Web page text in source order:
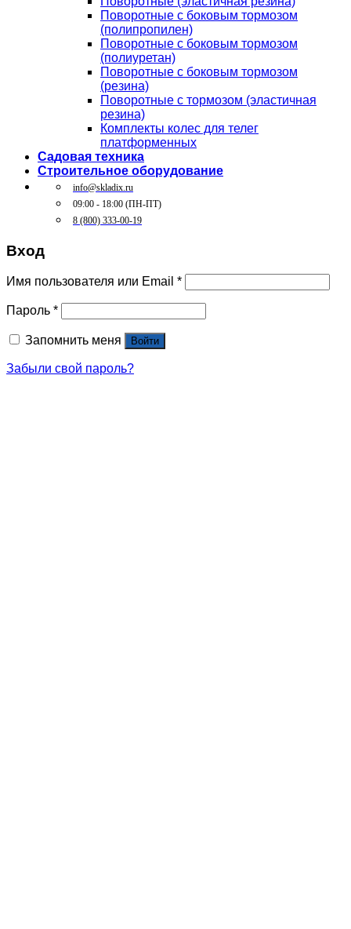
Поворотные c боковым тормозом
(полипропилен)
Поворотные c боковым тормозом
(полиуретан)
Поворотные c боковым тормозом
(резина)
Поворотные c тормозом (эластичная
резина)
Комплекты колес для телег
платформенных
Садовая техника
Строительное оборудование
info@skladix.ru
09:00 - 18:00 (ПН-ПТ)
8 (800) 333-00-19
Вход
Имя пользователя или Email *
Пароль *
Запомнить меня Войти
Забыли свой пароль?